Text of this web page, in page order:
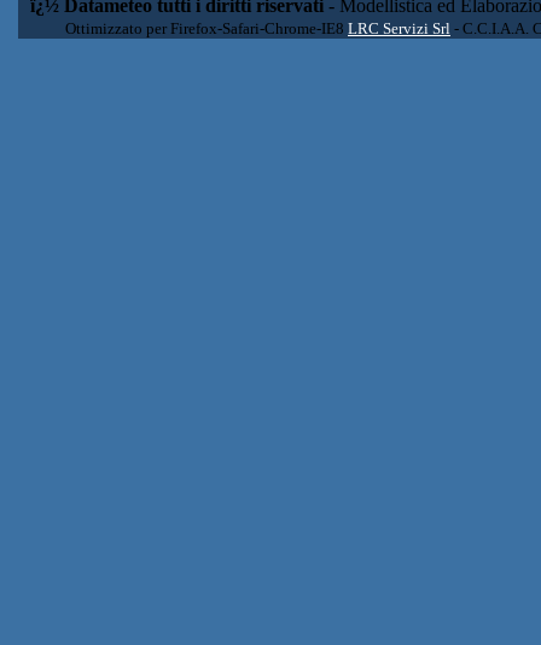
ï¿½ Datameteo tutti i diritti riservati - Modellistica ed
Ottimizzato per Firefox-Safari-Chrome-IE8 LRC Servizi Srl - C.C.I.A.A.